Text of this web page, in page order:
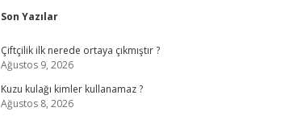
Sidebar
Son Yazılar
Çiftçilik ilk nerede ortaya çıkmıştır ?
Ağustos 9, 2026
Kuzu kulağı kimler kullanamaz ?
Ağustos 8, 2026